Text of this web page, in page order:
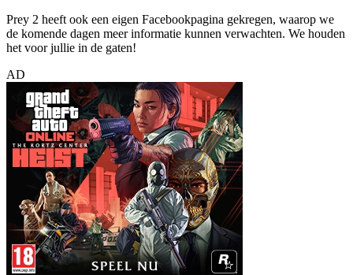
Prey 2 heeft ook een eigen Facebookpagina gekregen, waarop we
de komende dagen meer informatie kunnen verwachten. We houden
het voor jullie in de gaten!
AD